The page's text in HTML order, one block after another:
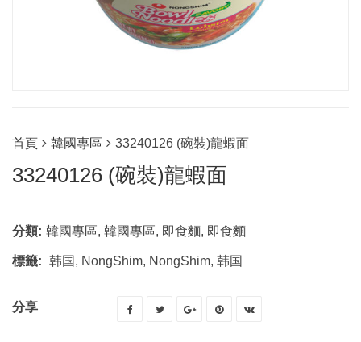
首頁 韓國專區 33240126 (碗裝)龍蝦面
33240126 (碗裝)龍蝦面
分類: 韓國專區, 韓國專區, 即食麵, 即食麵
標籤: 韩国 , NongShim, NongShim, 韩国
分享